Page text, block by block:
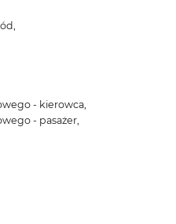
- kierowca,
- pasażer,